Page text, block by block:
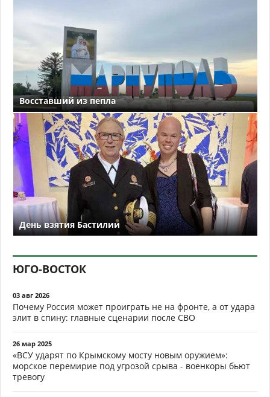
Восставший из пепла
День взятия Бастилии
ЮГО-ВОСТОК
03 авг 2026
Почему Россия может проиграть не на фронте, а от удара
элит в спину: главные сценарии после СВО
26 мар 2025
«ВСУ ударят по Крымскому мосту новым оружием»:
морское перемирие под угрозой срыва - военкоры бьют
тревогу